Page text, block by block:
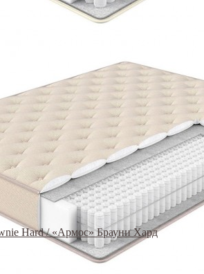
Hard / «Армос» Брауни Хард